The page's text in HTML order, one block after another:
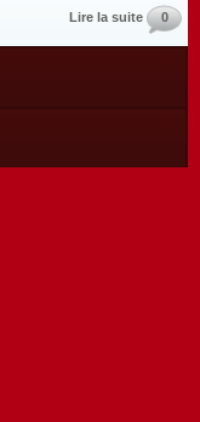
Lire la suite 0